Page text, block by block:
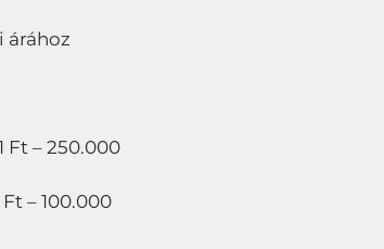
árához
– 250.000
– 100.000